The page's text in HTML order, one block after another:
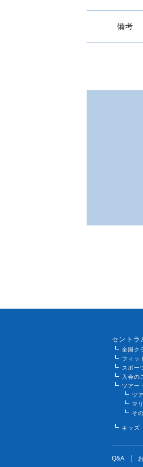
備考
セントラ
全国ク
フィッ
スポー
入会の
ツアー
ツ
マ
そ
キッズ
Q&A